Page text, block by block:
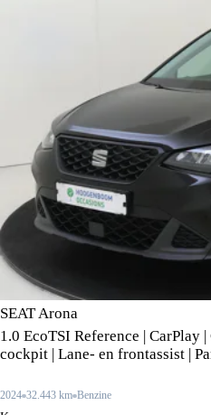
SEAT Arona
1.0 EcoTSI Reference |
cockpit | Lane- en frontassist |
2024 32.443 km Benzine